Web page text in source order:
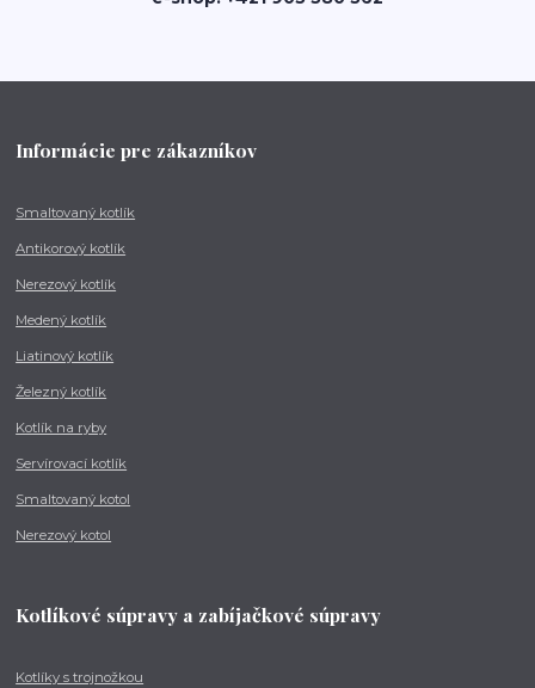
Informácie pre zákazníkov
Smaltovaný kotlík
Antikorový kotlík
Nerezový kotlík
Medený kotlík
Liatinový kotlík
Železný kotlík
Kotlík na ryby
Servírovací kotlík
Smaltovaný kotol
Nerezový kotol
Kotlíkové súpravy a zabíjačkové súpravy
Kotlíky s trojnožkou